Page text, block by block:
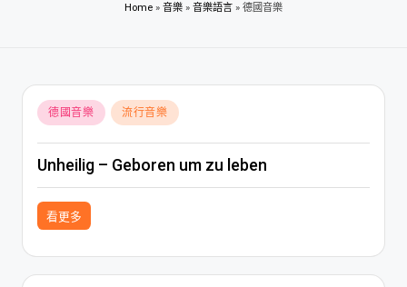
Home » 音樂 » 音樂語言 » 德國音樂
Posted
in
德國音樂 流行音樂
Unheilig – Geboren um zu leben
看更多